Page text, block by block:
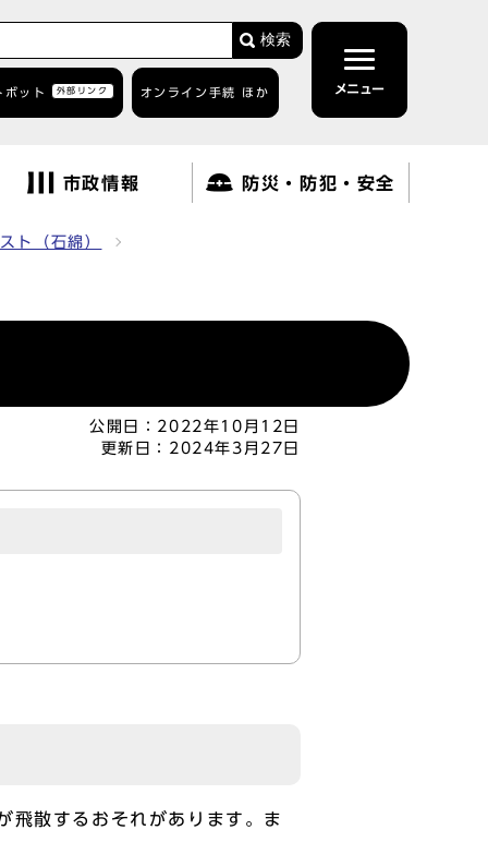
検索
ボット 外部リンク オンライン手続 ほか メニュー
市政情報 防災・防犯・安全
ト（石綿）
公開日： 2022年10月12日
更新日： 2024年3月27日
散するおそれがあります。ま